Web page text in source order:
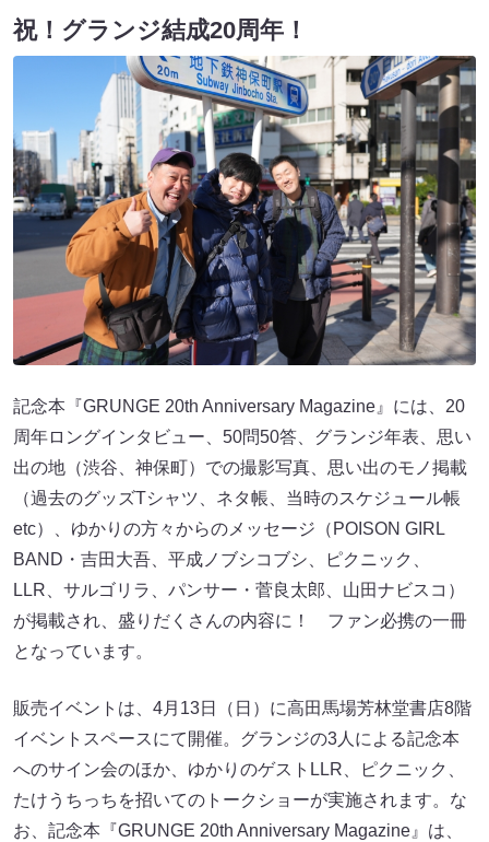
祝！グランジ結成20周年！
記念本『GRUNGE 20th Anniversary Magazine』には、20
周年ロングインタビュー、50問50答、グランジ年表、思い
出の地（渋谷、神保町）での撮影写真、思い出のモノ掲載
（過去のグッズTシャツ、ネタ帳、当時のスケジュール帳
etc）、ゆかりの方々からのメッセージ（POISON GIRL
BAND・吉田大吾、平成ノブシコブシ、ピクニック、
LLR、サルゴリラ、パンサー・菅良太郎、山田ナビスコ）
が掲載され、盛りだくさんの内容に！ ファン必携の一冊
となっています。
販売イベントは、4月13日（日）に高田馬場芳林堂書店8階
イベントスペースにて開催。グランジの3人による記念本
へのサイン会のほか、ゆかりのゲストLLR、ピクニック、
たけうちっちを招いてのトークショーが実施されます。な
お、記念本『GRUNGE 20th Anniversary Magazine』は、